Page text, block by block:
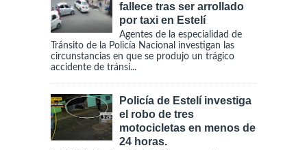
fallece tras ser arrollado
por taxi en Estelí
Agentes de la especialidad de
Tránsito de la Policía Nacional investigan las
circunstancias en que se produjo un trágico
accidente de tránsi...
Policía de Estelí investiga
el robo de tres
motocicletas en menos de
24 horas.